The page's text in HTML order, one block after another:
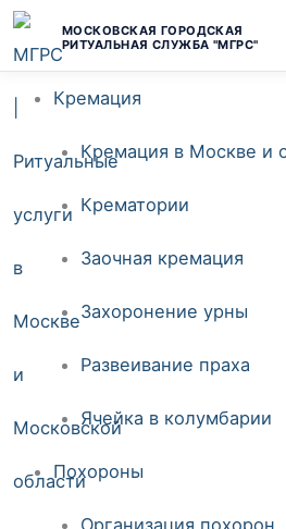
Перейти
к
МОСКОВСКАЯ ГОРОДСКАЯ
РИТУАЛЬНАЯ СЛУЖБА "МГРС"
Кремация
Кремация в Москве и
Крематории
Заочная кремация
Захоронение урны
Развеивание праха
Ячейка в колумбарии
Похороны
Организация похорон